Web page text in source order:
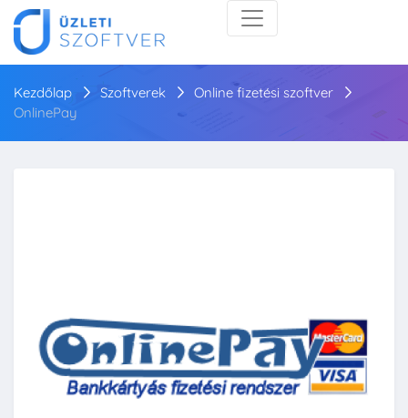
Kezdőlap Szoftverek
Online fizetési szoftver
OnlinePay